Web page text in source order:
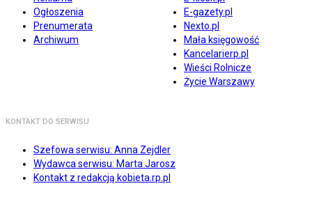
Ogłoszenia
Prenumerata
Archiwum
E-gazety.pl
Nexto.pl
Mała księgowość
Kancelarierp.pl
Wieści Rolnicze
Życie Warszawy
KONTAKT DO SERWISU
Szefowa serwisu: Anna Zejdler
Wydawca serwisu: Marta Jarosz
Kontakt z redakcją kobieta.rp.pl